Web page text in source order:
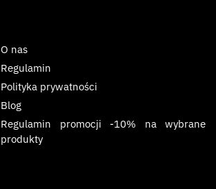
O nas
Regulamin
Polityka prywatności
Blog
Regulamin promocji -10% na wybrane
produkty